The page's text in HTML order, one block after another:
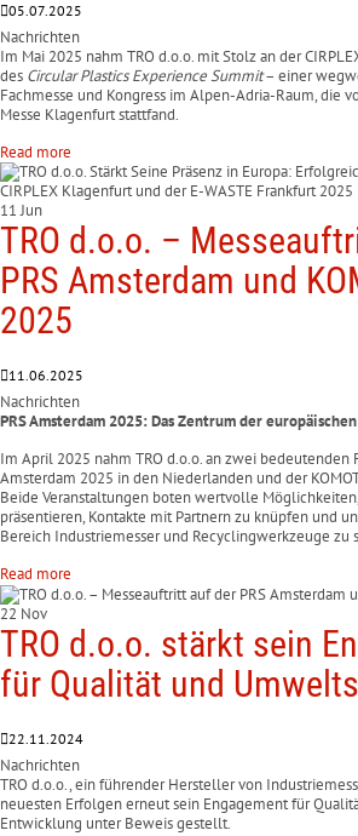
05.07.2025
Nachrichten
Im Mai 2025 nahm TRO d.o.o. mit Stolz an der
des Circular Plastics Experience Summit– einer
Fachmesse und Kongress im Alpen-Adria-Raum, die
Messe Klagenfurt stattfand.
Read more
11 Jun
TRO d.o.o. –
PRS Amsterdam und
2025
11.06.2025
Nachrichten
PRS Amsterdam 2025: Das Zentrum der
Im April 2025 nahm TRO d.o.o. an zwei bedeutenden
Amsterdam 2025 in den Niederlanden und der
Beide Veranstaltungen boten wertvolle
präsentieren, Kontakte mit Partnern zu knüpfen und
Bereich Industriemesser und Recyclingwerkzeuge zu
Read more
22 Nov
TRO d.o.o. stärkt sein
für Qualität und
22.11.2024
Nachrichten
TRO d.o.o., ein führender Hersteller von
neuesten Erfolgen erneut sein Engagement für
Entwicklung unter Beweis gestellt.